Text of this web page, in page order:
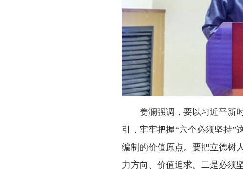
姜澜强调，要以习近平新
引，牢牢把握“六个必须坚持”
编制的价值原点。要把立德树
力方向、价值追求。二是必须